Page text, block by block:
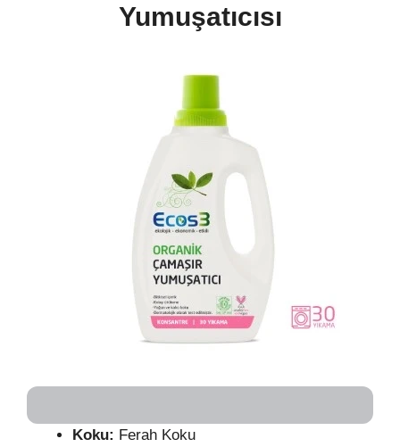
Yumuşatıcısı
Koku: Ferah Koku